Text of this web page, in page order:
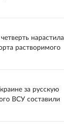
нарастила
растворимого
за русскую
ВСУ составили